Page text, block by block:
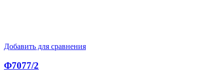
Добавить для сравнения
Ф7077/2